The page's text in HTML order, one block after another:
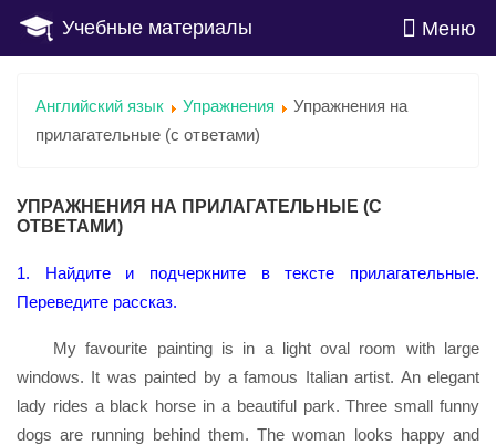
Учебные материалы Меню
Английский язык Упражнения
Упражнения на
прилагательные (с ответами)
УПРАЖНЕНИЯ НА ПРИЛАГАТЕЛЬНЫЕ (С
ОТВЕТАМИ)
1. Найдите и подчеркните в тексте прилагательные.
Переведите рассказ.
My favourite painting is in a light oval room with large
windows. It was painted by a famous Italian artist. An elegant
lady rides a black horse in a beautiful park. Three small funny
dogs are running behind them. The woman looks happy and